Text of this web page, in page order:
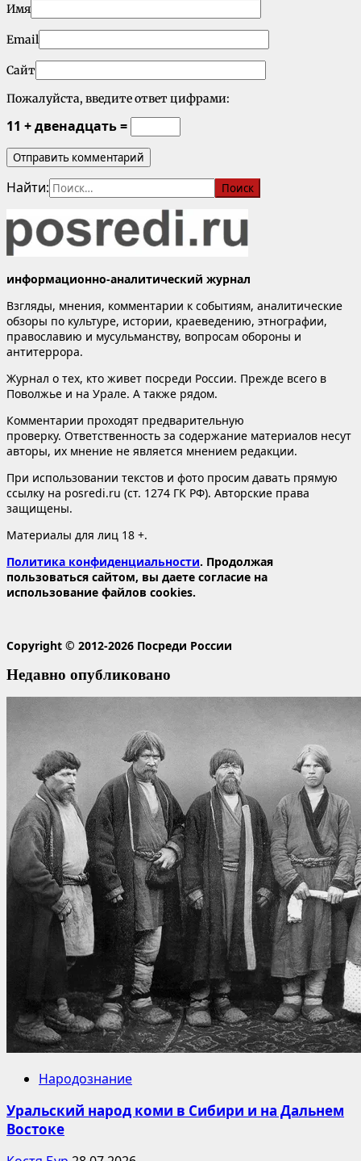
Имя
Email
Сайт
Пожалуйста, введите ответ цифрами:
11 + двенадцать =
Найти:
информационно-аналитический журнал
Взгляды, мнения, комментарии к событиям, аналитические
обзоры по культуре, истории, краеведению, этнографии,
православию и мусульманству, вопросам обороны и
антитеррора.
Журнал о тех, кто живет посреди России. Прежде всего в
Поволжье и на Урале. А также рядом.
Комментарии проходят предварительную
проверку. Ответственность за содержание материалов несут
авторы, их мнение не является мнением редакции.
При использовании текстов и фото просим давать прямую
ссылку на posredi.ru (ст. 1274 ГК РФ). Авторские права
защищены.
Материалы для лиц 18 +.
Политика конфиденциальности. Продолжая
пользоваться сайтом, вы даете согласие на
использование файлов cookies.
Copyright © 2012-2026 Посреди России
Недавно опубликовано
Народознание
Уральский народ коми в Сибири и на Дальнем
Востоке